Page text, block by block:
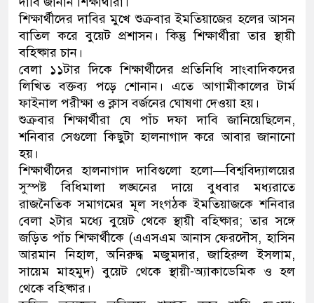
শিক্ষার্থীদের দাবির মুখে শুক্রবার ইমতিয়াজের হলের আসন
বাতিল করে বুয়েট প্রশাসন। কিন্তু শিক্ষার্থীরা তার স্থায়ী
বহিষ্কার চান।
বেলা ১১টার দিকে শিক্ষার্থীদের প্রতিনিধি সাংবাদিকদের
লিখিত বক্তব্য পড়ে শোনান। এতে আগামীকালের টার্ম
ফাইনাল পরীক্ষা ও ক্লাস বর্জনের ঘোষণা দেওয়া হয়।
শুক্রবার শিক্ষার্থীরা যে পাঁচ দফা দাবি জানিয়েছিলেন,
শনিবার সেগুলো কিছুটা হালনাগাদ করে আবার জানানো
হয়।
শিক্ষার্থীদের হালনাগাদ দাবিগুলো হলো—বিশ্ববিদ্যালয়ের
সুস্পষ্ট বিধিমালা লঙ্ঘনের দায়ে বুধবার মধ্যরাতে
রাজনৈতিক সমাগমের মূল সংগঠক ইমতিয়াজকে শনিবার
বেলা ২টার মধ্যে বুয়েট থেকে স্থায়ী বহিষ্কার; তার সঙ্গে
জড়িত পাঁচ শিক্ষার্থীকে (এএসএম আনাস ফেরদৌস, হাসিন
আরমান নিহাল, অনিরুদ্ধ মজুমদার, জাহিরুল ইসলাম,
সায়েম মাহমুদ) বুয়েট থেকে স্থায়ী-অ্যাকাডেমিক ও হল
থেকে বহিষ্কার।